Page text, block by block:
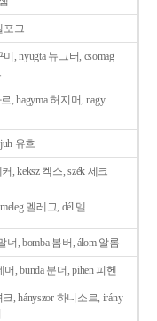
포그
미, nyugta 뉴그터, csomag
, hagyma 허지머, nagy
유흐
커, keksz 켁스, szék 세크
멜레그, dél 델
너, bomba 봄버, álom 알롬
머, bunda 분더, pihen 피헨
크, hányszor 하니소르, irány